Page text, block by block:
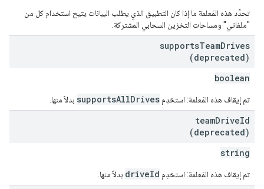
تحدِّد هذه المَعلمة ما إذا كان التطبيق الذي يطلب البيانات يتيح استخدام كل من
"ملفاتي" ومساحات التخزين السحابي المشتركة.
supportsTeamDrives
(deprecated)
boolean
تم إيقاف هذه المَعلمة: استخدِم supportsAllDrives بدلاً منها.
teamDriveId
(deprecated)
string
تم إيقاف هذه المَعلمة: استخدِم driveId بدلاً منها.